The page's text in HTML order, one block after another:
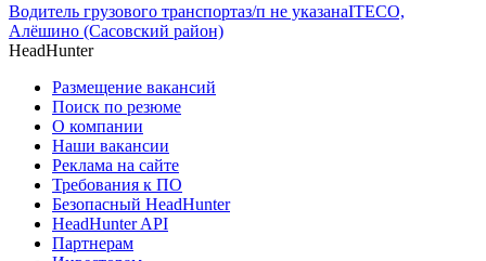
Водитель грузового транспортаз/п не указанаITECO,
Алёшино (Сасовский район)
HeadHunter
Размещение вакансий
Поиск по резюме
О компании
Наши вакансии
Реклама на сайте
Требования к ПО
Безопасный HeadHunter
HeadHunter API
Партнерам